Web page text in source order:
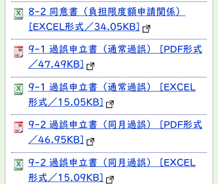
8-2 同意書（負担限度額申請関係）
[EXCEL形式／34.05KB]
9-1 過誤申立書（通常過誤） [PDF形式
／47.49KB]
9-1 過誤申立書（通常過誤） [EXCEL
形式／15.05KB]
9-2 過誤申立書（同月過誤） [PDF形式
／46.95KB]
9-2 過誤申立書（同月過誤） [EXCEL
形式／15.09KB]